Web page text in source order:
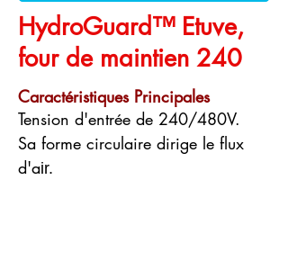
HydroGuard™ Etuve,
four de maintien 240
Caractéristiques Principales
Tension d'entrée de 240/480V.
Sa forme circulaire dirige le flux
d'air.